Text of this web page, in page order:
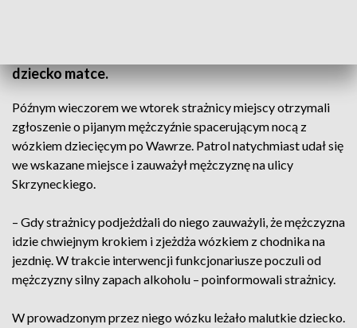
dziecko matce.
Późnym wieczorem we wtorek strażnicy miejscy otrzymali
zgłoszenie o pijanym mężczyźnie spacerującym nocą z
wózkiem dziecięcym po Wawrze. Patrol natychmiast udał się
we wskazane miejsce i zauważył mężczyznę na ulicy
Skrzyneckiego.
– Gdy strażnicy podjeżdżali do niego zauważyli, że mężczyzna
idzie chwiejnym krokiem i zjeżdża wózkiem z chodnika na
jezdnię. W trakcie interwencji funkcjonariusze poczuli od
mężczyzny silny zapach alkoholu – poinformowali strażnicy.
W prowadzonym przez niego wózku leżało malutkie dziecko.